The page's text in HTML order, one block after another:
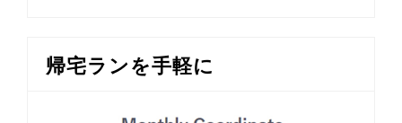
帰宅ランを手軽に